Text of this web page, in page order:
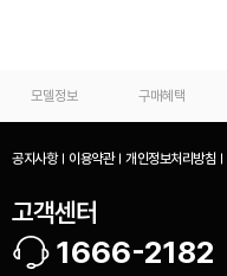
모델정보 구매혜택
공지사항 이용약관 개인정보처리방침
고객센터
1666-2182